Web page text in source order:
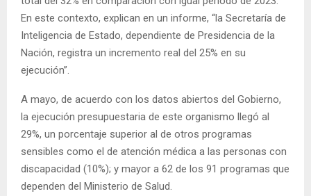
En este contexto, explican en un informe, “la Secretaría de
Inteligencia de Estado, dependiente de Presidencia de la
Nación, registra un incremento real del 25% en su
ejecución”.
A mayo, de acuerdo con los datos abiertos del Gobierno,
la ejecución presupuestaria de este organismo llegó al
29%, un porcentaje superior al de otros programas
sensibles como el de atención médica a las personas con
discapacidad (10%); y mayor a 62 de los 91 programas que
dependen del Ministerio de Salud.